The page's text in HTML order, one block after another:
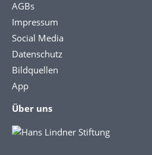
AGBs
Impressum
Social Media
Datenschutz
Bildquellen
App
Über uns